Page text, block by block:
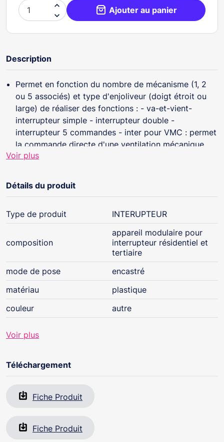

 Ajouter au panier
Description
Permet en fonction du nombre de mécanisme (1, 2
ou 5 associés) et type d'enjoliveur (doigt étroit ou
large) de réaliser des fonctions : - va-et-vient-
interrupteur simple - interrupteur double -
interrupteur 5 commandes - inter pour VMC : permet
la commande directe d'une ventilation mécanique
centralisée en vitesse lente ou rapide - interrupteur à
l'intérieur de la chambre d'hôtel avec l'inter à badge
Compatible avec boîtes d'encastrement de 40mm et
Interrupteur ou va-et-vient Céliane Soft 10AX 230V~
- A associer à un support universel Batibox, un
enjoliveur et une plaque Céliane
Voir plus
Détails du produit
Type de produit INTERUPTEUR
composition
appareil modulaire pour
interrupteur résidentiel et
tertiaire
mode de pose
encastré
matériau
plastique
couleur
autre
Voir plus
Téléchargement
Fiche Produit
Fiche Produit